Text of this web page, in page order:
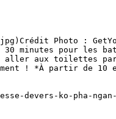
Photo :
minutes pour les
aller aux toilettes
! *À partir de
devers-ko-pha-